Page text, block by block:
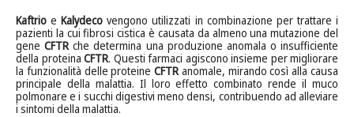
Kaftrio eKalydeco vengono utilizzati in combinazione per trattare i
pazienti la cui fibrosi cistica è causata da almeno una mutazione del
geneCFTRche determina una produzione anomala o insufficiente
della proteina CFTR. Questi farmaci agiscono insieme per migliorare
la funzionalità delle proteineCFTRanomale, mirando così alla causa
principale della malattia. Il loro effetto combinato rende il muco
polmonare e i succhi digestivi meno densi, contribuendo ad alleviare
i sintomi della malattia.